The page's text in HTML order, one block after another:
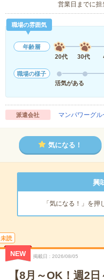
営業日までに
職場の雰囲気
年齢層
20代
30代
職場の様子
活気がある
派遣会社 マンパワーグ
気になる！
興
「気になる！」を押
未読
NEW 掲載日 2026/08/05
【8月～OK！週2